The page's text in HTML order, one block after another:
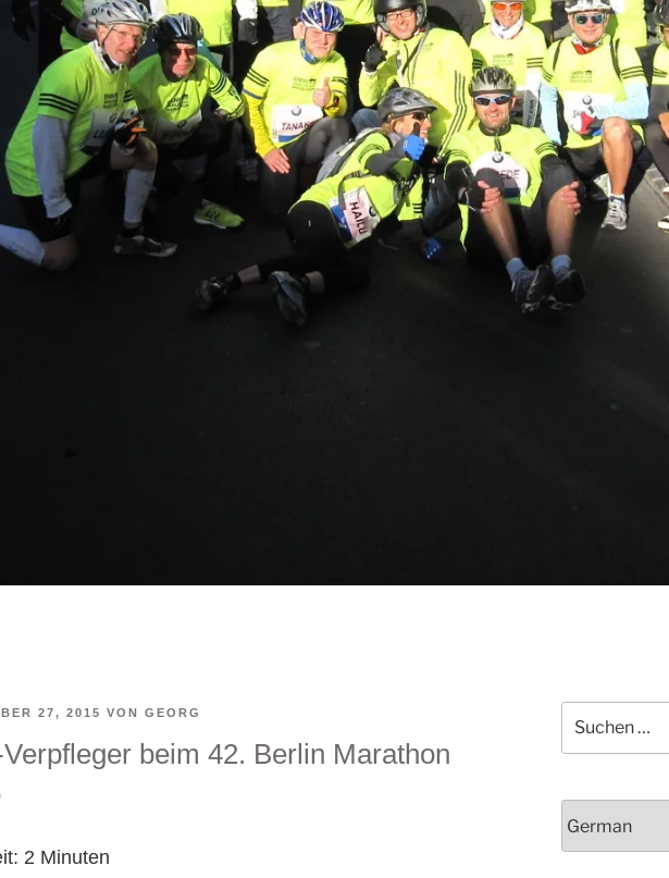
27, 2015 VON GEORG
beim 42. Berlin Marathon
2 Minuten
nach: